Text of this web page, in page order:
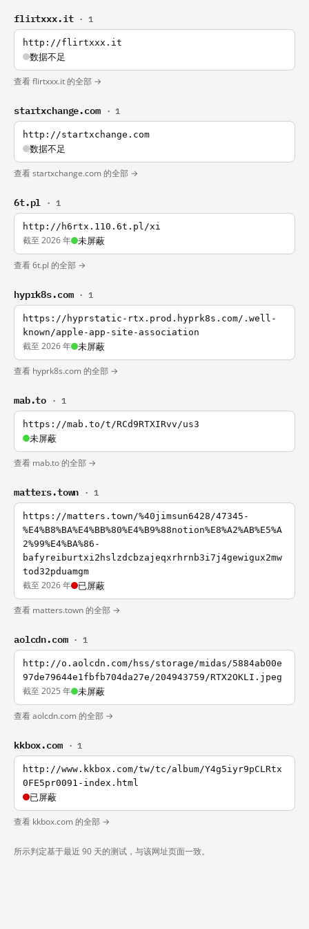
flirtxxx.it · 1
http://flirtxxx.it
数据不足
查看 flirtxxx.it 的全部 →
startxchange.com · 1
http://startxchange.com
数据不足
查看 startxchange.com 的全部 →
6t.pl · 1
http://h6rtx.110.6t.pl/xi
截至 2026 年 未屏蔽
查看 6t.pl 的全部 →
hyprk8s.com · 1
https://hyprstatic-rtx.prod.hyprk8s.com/.well-
known/apple-app-site-association
截至 2026 年 未屏蔽
查看 hyprk8s.com 的全部 →
mab.to · 1
https://mab.to/t/RCd9RTXIRvv/us3
未屏蔽
查看 mab.to 的全部 →
matters.town · 1
https://matters.town/%40jimsun6428/47345-
%E4%B8%BA%E4%BB%80%E4%B9%88notion%E8%A2%AB%E5%A
2%99%E4%BA%86-
bafyreiburtxi2hslzdcbzajeqxrhrnb3i7j4gewigux2mw
tod32pduamgm
截至 2026 年 已屏蔽
查看 matters.town 的全部 →
aolcdn.com · 1
http://o.aolcdn.com/hss/storage/midas/5884ab00e
97de79644e1fbfb704da27e/204943759/RTX2OKLI.jpeg
截至 2025 年 未屏蔽
查看 aolcdn.com 的全部 →
kkbox.com · 1
http://www.kkbox.com/tw/tc/album/Y4g5iyr9pCLRtx
0FE5pr0091-index.html
已屏蔽
查看 kkbox.com 的全部 →
所示判定基于最近 90 天的测试，与该网址页面一致。